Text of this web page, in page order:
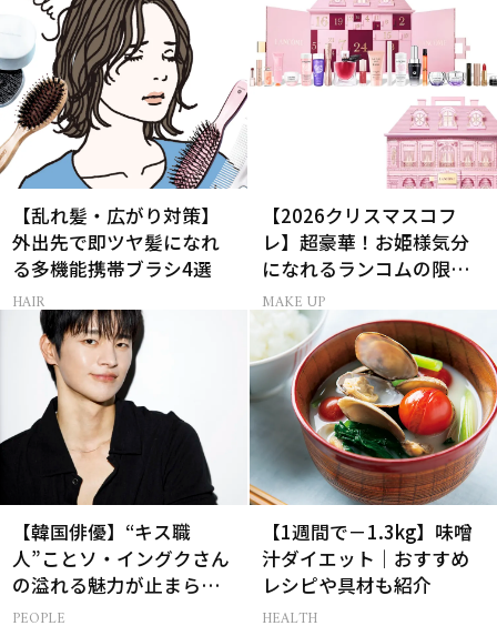
【乱れ髪・広がり対策】
外出先で即ツヤ髪になれ
る多機能携帯ブラシ4選
HAIR
【2026クリスマスコフ
レ】超豪華！お姫様気分
になれるランコムの限定
コスメキット
MAKE UP
【韓国俳優】“キス職
人”ことソ・イングクさん
の溢れる魅力が止まらな
い【特別画像集】
PEOPLE
【1週間で－1.3kg】味噌
汁ダイエット｜おすすめ
レシピや具材も紹介
HEALTH